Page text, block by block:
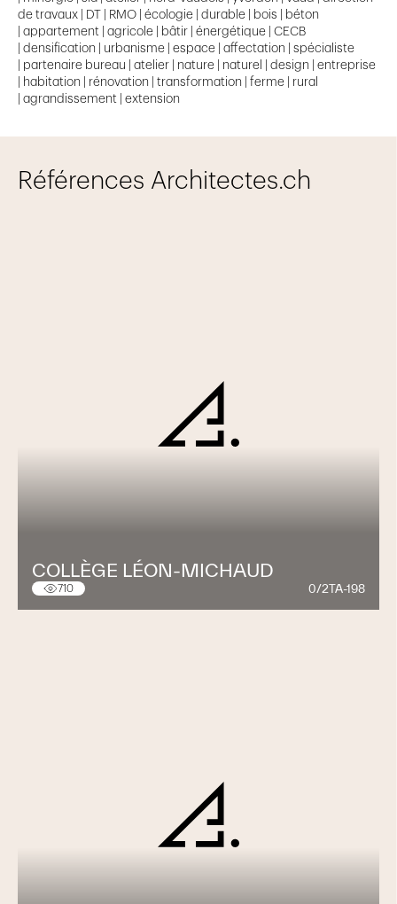
de travaux | DT | RMO | écologie | durable | bois | béton
| appartement | agricole | bâtir | énergétique | CECB
| densification | urbanisme | espace | affectation | spécialiste
| partenaire bureau | atelier | nature | naturel | design | entreprise
| habitation | rénovation | transformation | ferme | rural
| agrandissement | extension
Références Architectes.ch
COLLÈGE LÉON-MICHAUD
710 0/2TA-198